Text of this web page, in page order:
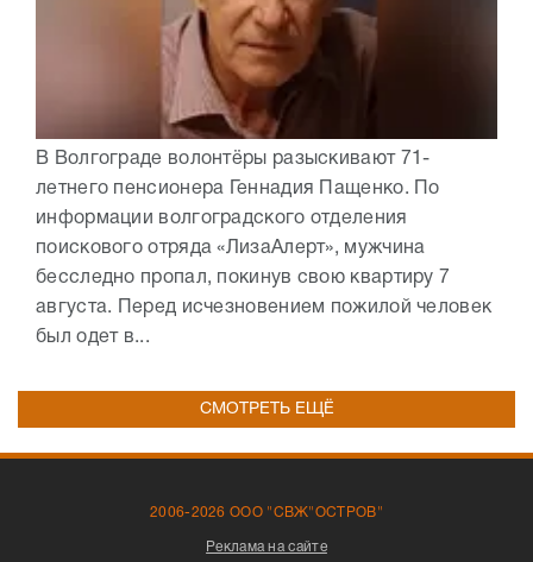
В Волгограде волонтёры разыскивают 71-
летнего пенсионера Геннадия Пащенко. По
информации волгоградского отделения
поискового отряда «ЛизаАлерт», мужчина
бесследно пропал, покинув свою квартиру 7
августа. Перед исчезновением пожилой человек
был одет в...
СМОТРЕТЬ ЕЩЁ
2006-2026 ООО "СВЖ"ОСТРОВ"
Реклама на сайте